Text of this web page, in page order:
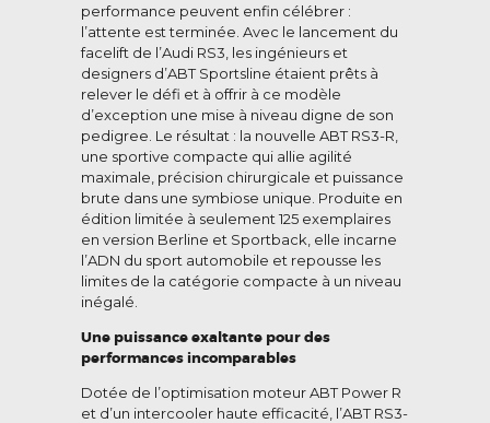
performance peuvent enfin célébrer :
l’attente est terminée. Avec le lancement du
facelift de l’Audi RS3, les ingénieurs et
designers d’ABT Sportsline étaient prêts à
relever le défi et à offrir à ce modèle
d’exception une mise à niveau digne de son
pedigree. Le résultat : la nouvelle ABT RS3-R,
une sportive compacte qui allie agilité
maximale, précision chirurgicale et puissance
brute dans une symbiose unique. Produite en
édition limitée à seulement 125 exemplaires
en version Berline et Sportback, elle incarne
l’ADN du sport automobile et repousse les
limites de la catégorie compacte à un niveau
inégalé.
Une puissance exaltante pour des
performances incomparables
Dotée de l’optimisation moteur ABT Power R
et d’un intercooler haute efficacité, l’ABT RS3-